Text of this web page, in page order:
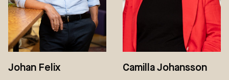
Johan Felix Camilla Johansson